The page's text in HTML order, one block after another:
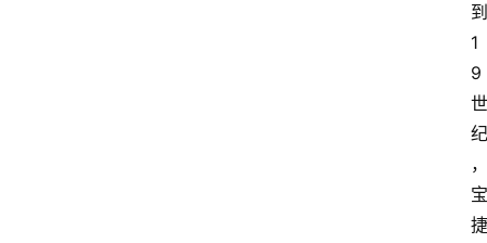
到
1
9
世
纪
，
宝
捷